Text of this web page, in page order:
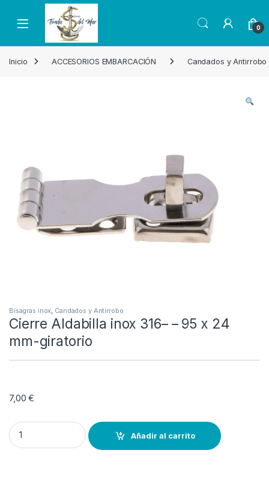
Skip to navigation
Skip to content
Open 0
Inicio ACCESORIOS EMBARCACIÓN Candados y Antirrobo
Bisagras inox, Candados y Antirrobo
Cierre Aldabilla inox 316– – 95 x 24
mm-giratorio
7,00€
Cierre Aldabilla inox 316– – 95 x 24 mm-giratorio quantity
Añadir al carrito